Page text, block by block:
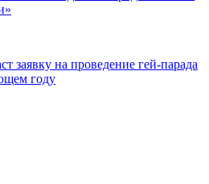
заявку на проведение гей-парада
году